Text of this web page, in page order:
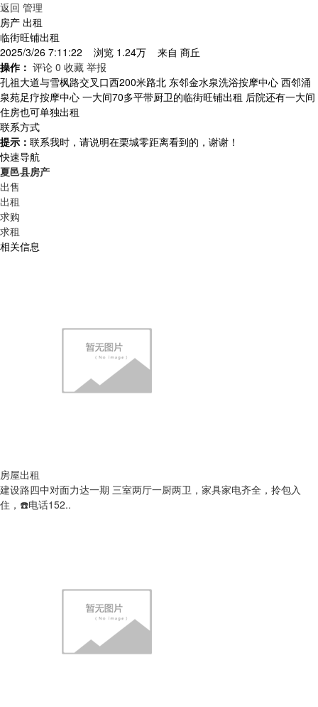
返回 管理
房产 出租
临街旺铺出租
2025/3/26 7:11:22 浏览 1.24万 来自 商丘
操作： 评论 0 收藏 举报
孔祖大道与雪枫路交叉口西200米路北 东邻金水泉洗浴按摩中心 西邻涌
泉苑足疗按摩中心 一大间70多平带厨卫的临街旺铺出租 后院还有一大间
住房也可单独出租
联系方式
提示： 联系我时，请说明在栗城零距离看到的，谢谢！
快速导航
夏邑县房产
出售
出租
求购
求租
相关信息
房屋出租
建设路四中对面力达一期 三室两厅一厨两卫，家具家电齐全，拎包入
住，☎️电话152..